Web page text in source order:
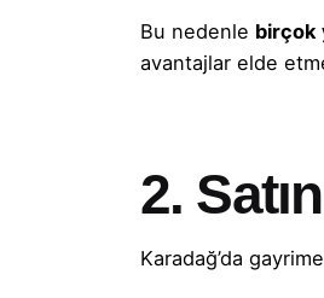
Bu nedenle birçok
avantajlar elde
2.
Karadağ’da